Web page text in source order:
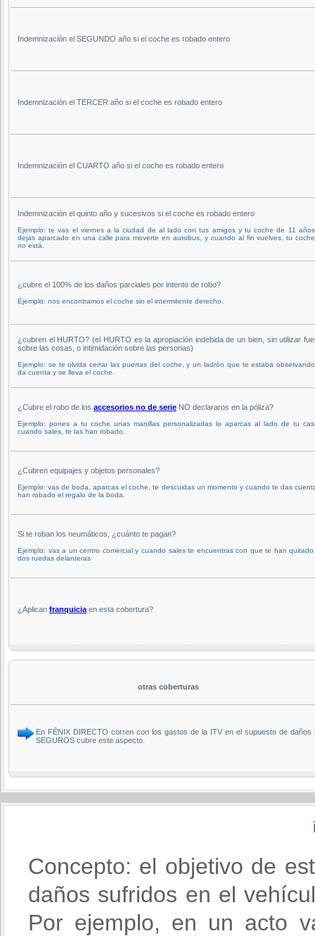
Indemnización el SEGUNDO año si el coche es robado entero
Indemnización el TERCER año si el coche es robado entero
Indemnización el CUARTO año si el coche es robado entero
Indemnización el quinto año y sucesivos si el coche es robado entero
Ejemplo: te vas el viernes a la ciudad de al lado con tus amigos y tu coche de 11
dejas aparcado en una calle para moverte en autobus, y cuando al fin vuelves, tu
no está.
¿cubre el 100% de los daños parciales por intento de robo?
Ejemplo: nos encontramos el coche sin el intermitente derecho.
¿cubren el HURTO? (el HURTO es la apropiación indebida de un bien, sin utilizar
sobre las cosas, o intimidación sobre las personas)
Ejemplo: se te olvida cerrar las puertas del coche, y un ladrón que te estaba
da cuenta y se lleva el coche.
¿Cubre el robo de los accesorios no de serie NO declararos en la póliza?
Ejemplo: pones a tu coche unas manillas personalizadas lo aparcas al lado de tu
cuando sales, te las han robado.
¿Cubren equipajes y objetos personales?
Ejemplo: vas de boda, aparcas el coche, te descuidas un momento y cuando te das
han robado el regalo de la boda.
Si te roban los neumáticos, ¿cuánto te pagan?
Ejemplo: vas a un centro comercial y cuando sales te encuentras con que te han quitado
dos ruedas delanteras
¿Aplican franquicia en esta cobertura?
otras coberturas
En FÉNIX DIRECTO corren con los gastos de la ITV en el supuesto de
SEGUROS cubre este aspecto.
Concepto: el objetivo de
daños sufridos en el
Por ejemplo, en un acto